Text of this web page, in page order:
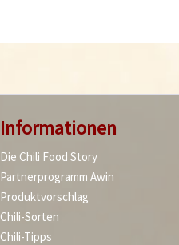
Informationen
Die Chili Food Story
Partnerprogramm Awin
Produktvorschlag
Chili-Sorten
Chili-Tipps